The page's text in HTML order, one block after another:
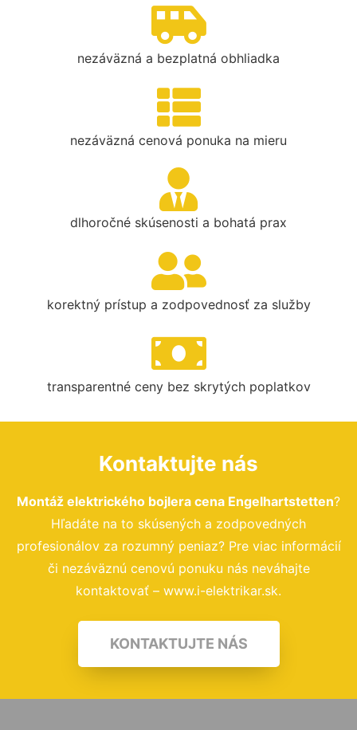
nezáväzná a bezplatná obhliadka
nezáväzná cenová ponuka na mieru
dlhoročné skúsenosti a bohatá prax
korektný prístup a zodpovednosť za služby
transparentné ceny bez skrytých poplatkov
Kontaktujte nás
Montáž elektrického bojlera cena Engelhartstetten?
Hľadáte na to skúsených a zodpovedných
profesionálov za rozumný peniaz? Pre viac informácií
či nezáväznú cenovú ponuku nás neváhajte
kontaktovať – www.i-elektrikar.sk.
KONTAKTUJTE NÁS